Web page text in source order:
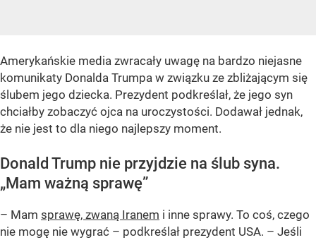
Amerykańskie media zwracały uwagę na bardzo niejasne
komunikaty Donalda Trumpa w związku ze zbliżającym się
ślubem jego dziecka. Prezydent podkreślał, że jego syn
chciałby zobaczyć ojca na uroczystości. Dodawał jednak,
że nie jest to dla niego najlepszy moment.
Donald Trump nie przyjdzie na ślub syna.
„Mam ważną sprawę”
– Mam sprawę, zwaną Iranem i inne sprawy. To coś, czego
nie mogę nie wygrać – podkreślał prezydent USA. – Jeśli